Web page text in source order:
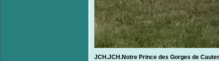
JCH.JCH.Notre Prince des Gorges de